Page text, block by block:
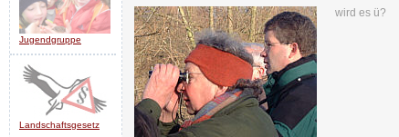
Jugendgruppe
Landschaftsgesetz
wird es ü?